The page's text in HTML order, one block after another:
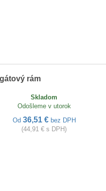
rám
Skladom
Odošleme v utorok
Od 36,51 € bez DPH
(44,91 € s DPH)